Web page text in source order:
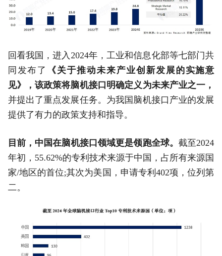
回看我国，进入2024年，工业和信息化部等七部门共
同发布了
《关于推动未来产业创新发展的实施意
见》，该政策将脑机接口明确定义为未来产业之一，
并提出了重点发展任务。为我国脑机接口产业的发展
提供了有力的政策支持和指导。
目前，中国在脑机接口领域更是领跑全球。截至2024
年初，55.62%的专利技术来源于中国，占所有来源国
家/地区的首位;其次为美国，申请专利402项，位列第
二。